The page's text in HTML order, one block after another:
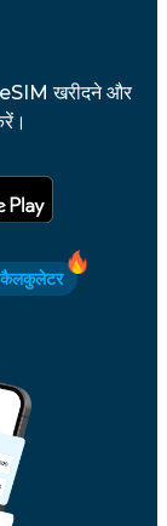
eSIM खरीदने और
कैलकुलेटर